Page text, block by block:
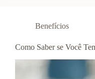
Benefícios
Como Saber se Você